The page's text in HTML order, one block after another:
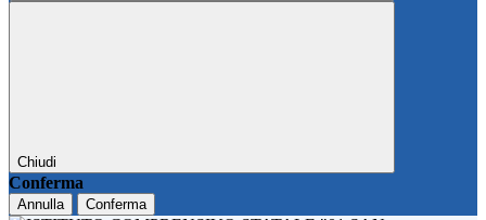
Chiudi
Conferma
Annulla Conferma